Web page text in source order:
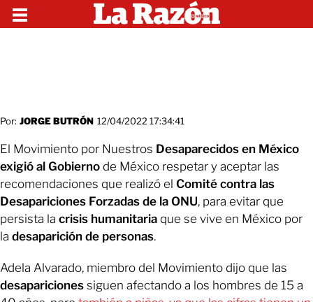
Por: JORGE BUTRÓN 12/04/2022 17:34:41
El Movimiento por Nuestros Desaparecidos en México
exigió al Gobierno de México respetar y aceptar las
recomendaciones que realizó el Comité contra las
Desapariciones Forzadas de la ONU, para evitar que
persista la crisis humanitaria que se vive en México por
la desaparición de personas.
Adela Alvarado, miembro del Movimiento dijo que las
desapariciones siguen afectando a los hombres de 15 a